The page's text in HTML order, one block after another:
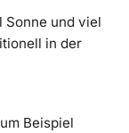
Sonne und viel
in der
Beispiel